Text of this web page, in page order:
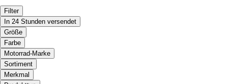
Filter
In 24 Stunden versendet
Größe
Farbe
Motorrad-Marke
Sortiment
Merkmal